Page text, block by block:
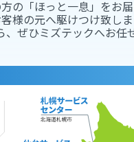
の「ほっと一息」をお
様の元へ駆けつけ致しま
、ぜひミズテックへお任